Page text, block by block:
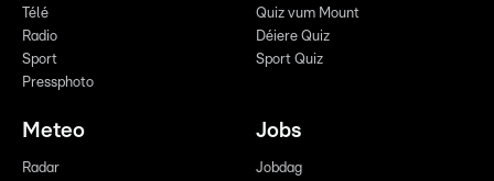
Télé
Radio
Sport
Pressphoto
Quiz vum Mount
Déiere Quiz
Sport Quiz
Meteo
Radar
Jobs
Jobdag